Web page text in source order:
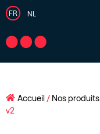
FR NL
Accueil / Nos produits
v2